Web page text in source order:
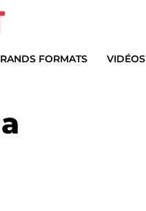
FORMATS VIDÉOS